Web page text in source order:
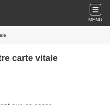
MENU
carte vitale